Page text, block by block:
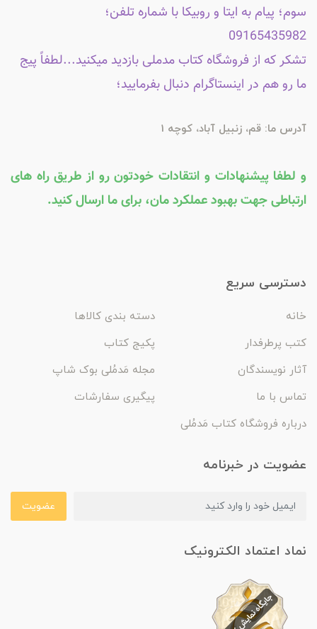
سوم؛ پیام به ایتا و روبیکا با شماره تلفن؛
09165435982
تشکر که از فروشگاه کتاب مدملی بازدید میکنید...لطفاً پیج
ما رو هم در اینستاگرام دنبال بفرمایید؛
آدرس ما: قم، زنبیل آباد، کوچه 1
و لطفا پیشنهادات و انتقادات خودتون رو از طریق راه های
ارتباطی جهت بهبود عملکرد مان، برای ما ارسال کنید.
دسترسی سریع
خانه
دسته بندی کالاها
کتب پرطرفدار
پکیج کتاب
آثار نویسندگان
مجله مَدمُلی بوک شاپ
تماس با ما
پیگیری سفارشات
درباره فروشگاه کتاب مَدمُلی
عضویت در خبرنامه
عضویت
نماد اعتماد الکترونیک